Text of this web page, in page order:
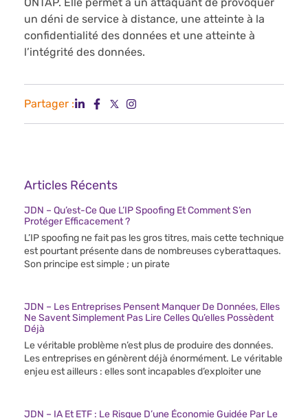
un déni de service à distance, une atteinte à la
confidentialité des données et une atteinte à
l’intégrité des données.
Partager :
Articles Récents
JDN – Qu’est-Ce Que L’IP Spoofing Et Comment S’en
Protéger Efficacement ?
L’IP spoofing ne fait pas les gros titres, mais cette technique
est pourtant présente dans de nombreuses cyberattaques.
Son principe est simple ; un pirate
JDN – Les Entreprises Pensent Manquer De Données, Elles
Ne Savent Simplement Pas Lire Celles Qu’elles Possèdent
Déjà
Le véritable problème n’est plus de produire des données.
Les entreprises en génèrent déjà énormément. Le véritable
enjeu est ailleurs : elles sont incapables d’exploiter une
JDN – IA Et ETF : Le Risque D’une Économie Guidée Par Le